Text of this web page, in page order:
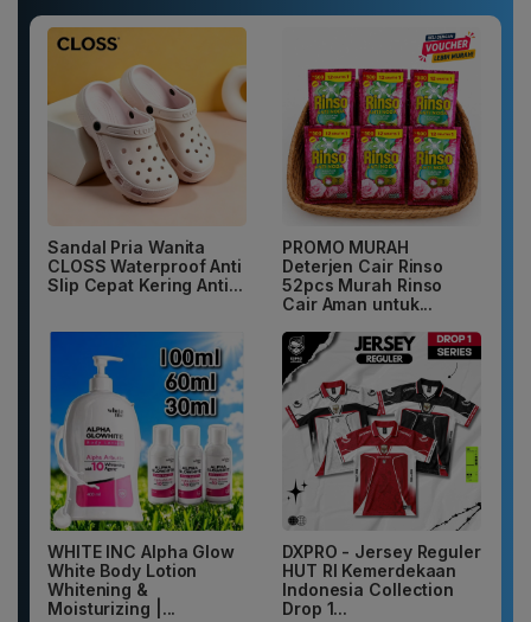
Sandal Pria Wanita
CLOSS Waterproof Anti
Slip Cepat Kering Anti...
PROMO MURAH
Deterjen Cair Rinso
52pcs Murah Rinso
Cair Aman untuk...
WHITE INC Alpha Glow
White Body Lotion
Whitening &
Moisturizing |...
DXPRO - Jersey Reguler
HUT RI Kemerdekaan
Indonesia Collection
Drop 1...